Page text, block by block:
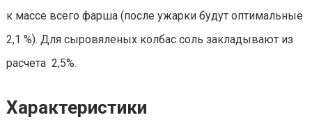
к массе всего фарша (после ужарки будут оптимальные
2,1 %). Для сыровяленых колбас соль закладывают из
расчета 2,5%.
Характеристики